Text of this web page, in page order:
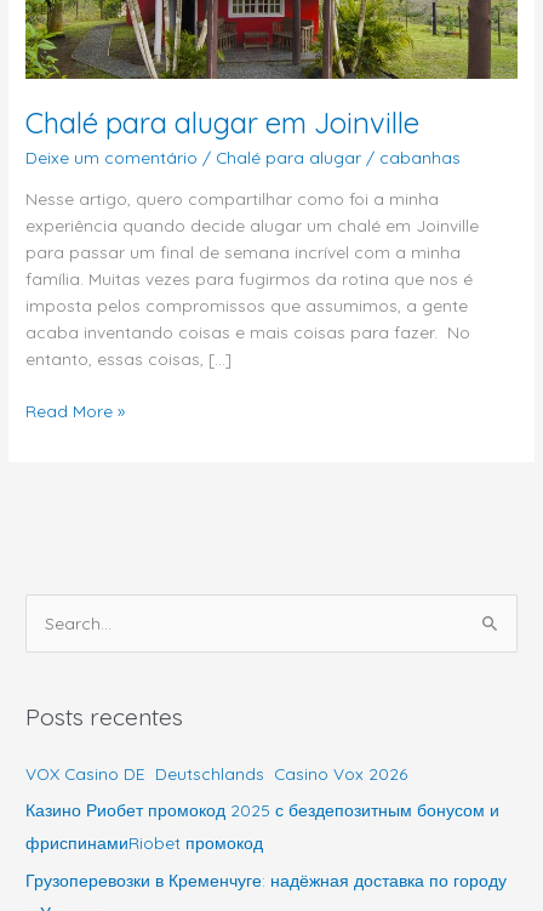
Chalé para alugar em Joinville
Deixe um comentário / Chalé para alugar / cabanhas
Nesse artigo, quero compartilhar como foi a minha
experiência quando decide alugar um chalé em Joinville
para passar um final de semana incrível com a minha
família. Muitas vezes para fugirmos da rotina que nos é
imposta pelos compromissos que assumimos, a gente
acaba inventando coisas e mais coisas para fazer. No
entanto, essas coisas, […]
Read More »
q
a
r
Posts recentes
VOX Casino DE ️ Deutschlands ️ Casino Vox 2026
Казино Риобет промокод 2025 с бездепозитным бонусом и
фриспинамиRiobet промокод
Грузоперевозки в Кременчуге: надёжная доставка по городу